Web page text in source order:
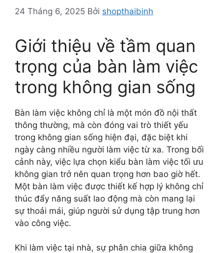
24 Tháng 6, 2025 Bởi shopthaibinh
Giới thiệu về tầm quan
trọng của bàn làm việc
trong không gian sống
Bàn làm việc không chỉ là một món đồ nội thất
thông thường, mà còn đóng vai trò thiết yếu
trong không gian sống hiện đại, đặc biệt khi
ngày càng nhiều người làm việc từ xa. Trong bối
cảnh này, việc lựa chọn kiểu bàn làm việc tối ưu
không gian trở nên quan trọng hơn bao giờ hết.
Một bàn làm việc được thiết kế hợp lý không chỉ
thúc đẩy năng suất lao động mà còn mang lại
sự thoải mái, giúp người sử dụng tập trung hơn
vào công việc.
Khi làm việc tại nhà, sự phân chia giữa không